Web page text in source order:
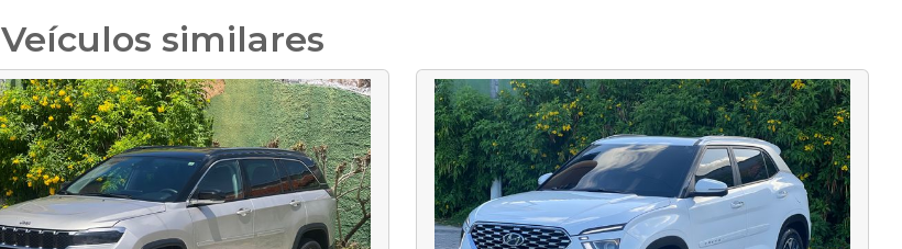
Veículos similares